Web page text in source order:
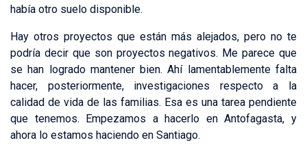
había otro suelo disponible.
Hay otros proyectos que están más alejados, pero no te
podría decir que son proyectos negativos. Me parece que
se han logrado mantener bien. Ahí lamentablemente falta
hacer, posteriormente, investigaciones respecto a la
calidad de vida de las familias. Esa es una tarea pendiente
que tenemos. Empezamos a hacerlo en Antofagasta, y
ahora lo estamos haciendo en Santiago.